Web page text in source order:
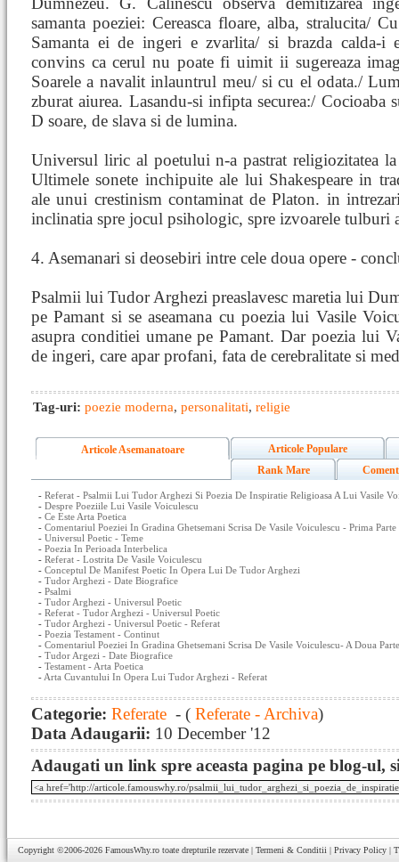
samanta poeziei: Cereasca floare, alba, stralucita/
Samanta ei de ingeri e zvarlita/ si brazda calda-i
convins ca cerul nu poate fi uimit ii sugereaza
Soarele a navalit inlauntrul meu/ si cu el odata./
zburat aiurea. Lasandu-si infipta securea:/
D soare, de slava si de lumina.
Universul liric al poetului n-a pastrat religiozitatea
Ultimele sonete inchipuite ale lui Shakespeare in
ale unui crestinism contaminat de Platon. in
inclinatia spre jocul psihologic, spre izvoarele tulburi
4. Asemanari si deosebiri intre cele doua opere -
Psalmii lui Tudor Arghezi preaslavesc maretia lui
pe Pamant si se aseamana cu poezia lui Vasile
asupra conditiei umane pe Pamant. Dar poezia lui
de ingeri, care apar profani, fata de cerebralitate si
Tag-uri: poezie moderna, personalitati, religie
Articole Asemanatoare
Articole Populare
Rank Mare
- Referat - Psalmii Lui Tudor Arghezi Si Poezia De Inspiratie Religioasa A Lui Vasile
- Despre Poeziile Lui Vasile Voiculescu
- Ce Este Arta Poetica
- Comentariul Poeziei In Gradina Ghetsemani Scrisa De Vasile Voiculescu - Prima Parte
- Universul Poetic - Teme
- Poezia In Perioada Interbelica
- Referat - Lostrita De Vasile Voiculescu
- Conceptul De Manifest Poetic In Opera Lui De Tudor Arghezi
- Tudor Arghezi - Date Biografice
- Psalmi
- Tudor Arghezi - Universul Poetic
- Referat - Tudor Arghezi - Universul Poetic
- Tudor Arghezi - Universul Poetic - Referat
- Poezia Testament - Continut
- Comentariul Poeziei In Gradina Ghetsemani Scrisa De Vasile Voiculescu- A Doua Parte
- Tudor Argezi - Date Biografice
- Testament - Arta Poetica
- Arta Cuvantului In Opera Lui Tudor Arghezi - Referat
Categorie: Referate - ( Referate - Archiva)
Data Adaugarii: 10 December '12
Adaugati un link spre aceasta pagina pe blog-ul,
Copyright ©2006-2026 FamousWhy.ro toate drepturile rezervate | Termeni & Conditii | Privacy Policy |